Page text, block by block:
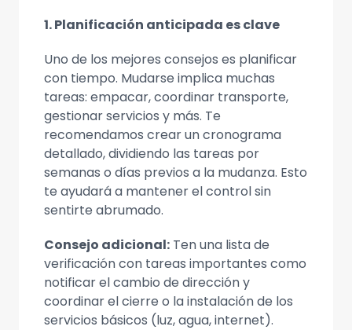
1. Planificación anticipada es clave
Uno de los mejores consejos es planificar
con tiempo. Mudarse implica muchas
tareas: empacar, coordinar transporte,
gestionar servicios y más. Te
recomendamos crear un cronograma
detallado, dividiendo las tareas por
semanas o días previos a la mudanza. Esto
te ayudará a mantener el control sin
sentirte abrumado.
Consejo adicional: Ten una lista de
verificación con tareas importantes como
notificar el cambio de dirección y
coordinar el cierre o la instalación de los
servicios básicos (luz, agua, internet).